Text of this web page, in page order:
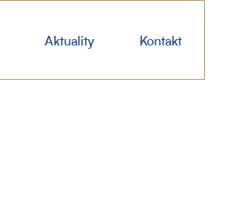
Aktuality Kontakt